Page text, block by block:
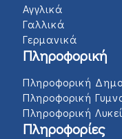
Αγγλικά
Γαλλικά
Γερμανικά
Πληροφορική
Πληροφορική
Πληροφορική
Πληροφορική
Πληροφορίες